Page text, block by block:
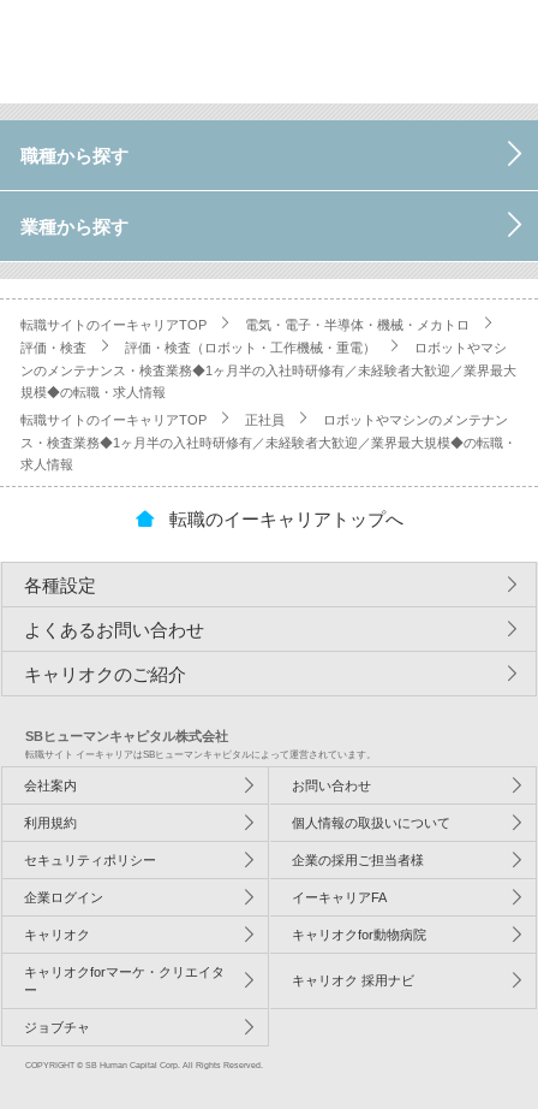
職種から探す
業種から探す
転職サイトのイーキャリアTOP
電気・電子・半導体・機械・メカトロ
評価・検査
評価・検査（ロボット・工作機械・重電）
ロボットやマシ
ンのメンテナンス・検査業務◆1ヶ月半の入社時研修有／未経験者大歓迎／業界最大
規模◆の転職・求人情報
転職サイトのイーキャリアTOP
正社員
ロボットやマシンのメンテナン
ス・検査業務◆1ヶ月半の入社時研修有／未経験者大歓迎／業界最大規模◆の転職・
求人情報
転職のイーキャリアトップへ
各種設定
よくあるお問い合わせ
キャリオクのご紹介
SBヒューマンキャピタル株式会社
転職サイト イーキャリアはSBヒューマンキャピタルによって運営されています。
会社案内 お問い合わせ
利用規約 個人情報の取扱いについて
セキュリティポリシー 企業の採用ご担当者様
企業ログイン イーキャリアFA
キャリオク キャリオクfor動物病院
キャリオクforマーケ・クリエイタ
ー
キャリオク 採用ナビ
ジョブチャ
COPYRIGHT © SB Human Capital Corp. All Rights Reserved.